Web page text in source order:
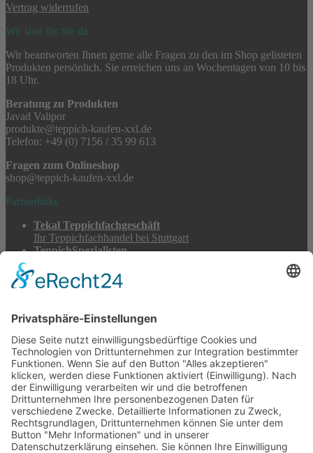
Vertrag widerrufen
Wir sind für Sie da
Wir beantworten Ihnen gerne alle Fragen zu den im Shop gelisteten
Produkten persönlich. Sie erreichen uns an Wochentagen von 10 bis
18 Uhr.
Beratung zu Produkten
Javad Valipor
produkte@teppich-kaufen-xxl.de
Telefon: +49 (0) 7156 / 35 99 613
Fragen zum Onlineshop
shop@teppich-kaufen-xxl.de
Partnerlinks
Tekal Teppichfachgeschäft
Ihr Teppichfachhandel bei Stuttgart
TeppichSpezialisten
Stadtmühle Waldenbuch
Mühlenprodukte, Säfte, Tiernahrung & Züchterbedarf
Pyrotechnik online bestellen
© 2017-2026 ·Tekal – Textile Lebensqualität| Einzelstücke mit
Charakter – Exklusive moderne Teppiche und handverlesene
Orientteppiche
Alle Preise inkl. der gesetzlichen MwSt. · Die durchgestrichenen Preise
entsprechen, sofern nicht anders angegeben, den bisherigen Preisen in
unserem Shop.
Cookie-Einstellungen